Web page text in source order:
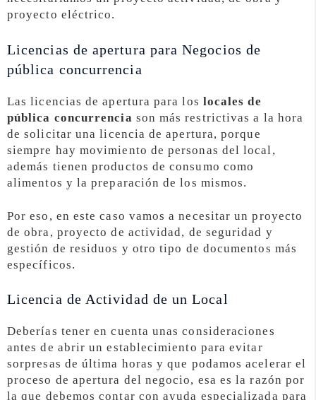
proyecto eléctrico.
Licencias de apertura para Negocios de
pública concurrencia
Las licencias de apertura para los locales de
pública concurrencia son más restrictivas a la hora
de solicitar una licencia de apertura, porque
siempre hay movimiento de personas del local,
además tienen productos de consumo como
alimentos y la preparación de los mismos.
Por eso, en este caso vamos a necesitar un proyecto
de obra, proyecto de actividad, de seguridad y
gestión de residuos y otro tipo de documentos más
específicos.
Licencia de Actividad de un Local
Deberías tener en cuenta unas consideraciones
antes de abrir un establecimiento para evitar
sorpresas de última horas y que podamos acelerar el
proceso de apertura del negocio, esa es la razón por
la que debemos contar con ayuda especializada para